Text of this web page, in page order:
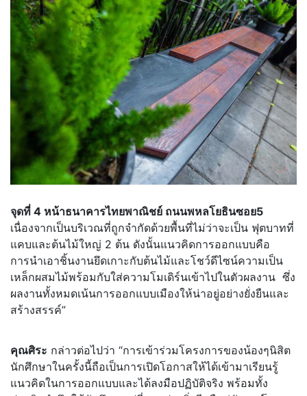
จุดที่ 4 หน้าธนาคารไทยพาณิชย์ ถนนพหลโยธินซอย5
เนื่องจากเป็นบริเวณที่ถูกจำกัดด้วยพื้นที่ไม่ว่าจะเป็น ฟุตบาทที่
แคบและต้นไม้ใหญ่ 2 ต้น ดังนั้นแนวคิดการออกแบบคือ
การนำเอาชิ้นงานยึดเกาะกับต้นไม้และโชว์ดีไซน์ความเป็น
เหล็กผสมไม้พร้อมกับใส่ความโมเดิร์นเข้าไปในตัวผลงาน ซึ่ง
ผลงานทั้งหมดเน้นการออกแบบเมืองให้น่าอยู่อย่างยั่งยืนและ
สร้างสรรค์”
คุณศิระ กล่าวต่อไปว่า “การเข้าร่วมโครงการของน้องๆนิสิต
นักศึกษาในครั้งนี้ถือเป็นการเปิดโอกาสให้ได้เข้ามาเรียนรู้
แนวคิดในการออกแบบและได้ลงมือปฏิบัติจริง พร้อมทั้ง